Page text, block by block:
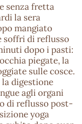
senza fretta
la sera
mangiato
soffri di reflusso
dopo i pasti:
piegate, la
sulle cosce.
digestione
agli organi
di reflusso post-
yoga